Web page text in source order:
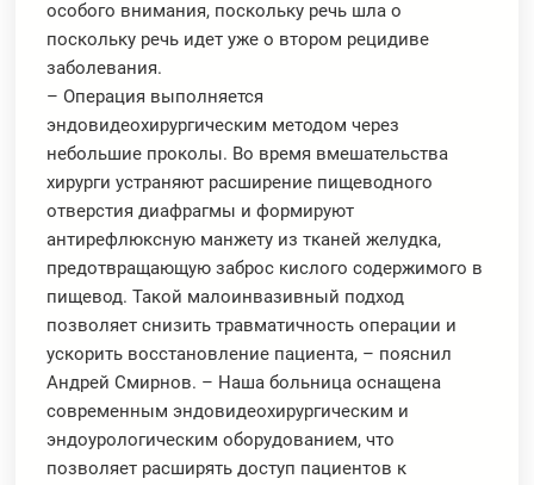
особого внимания, поскольку речь шла о
поскольку речь идет уже о втором рецидиве
заболевания.
– Операция выполняется
эндовидеохирургическим методом через
небольшие проколы. Во время вмешательства
хирурги устраняют расширение пищеводного
отверстия диафрагмы и формируют
антирефлюксную манжету из тканей желудка,
предотвращающую заброс кислого содержимого в
пищевод. Такой малоинвазивный подход
позволяет снизить травматичность операции и
ускорить восстановление пациента, – пояснил
Андрей Смирнов. – Наша больница оснащена
современным эндовидеохирургическим и
эндоурологическим оборудованием, что
позволяет расширять доступ пациентов к